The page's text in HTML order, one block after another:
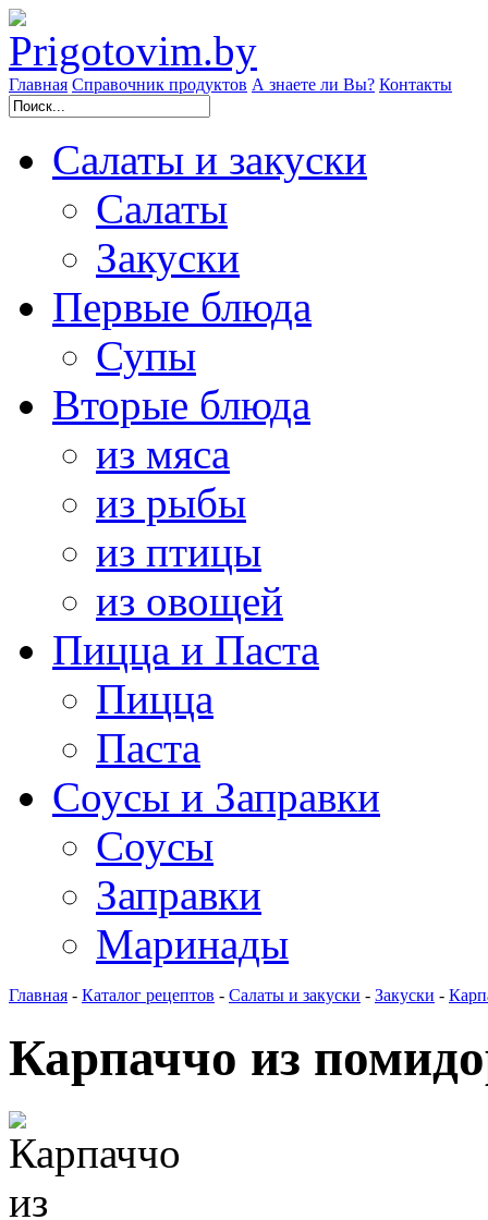
Главная Справочник продуктов А знаете ли Вы? Контакты
Салаты и закуски
Cалаты
Закуски
Первые блюда
Супы
Вторые блюда
из мяса
из рыбы
из птицы
из овощей
Пицца и Паста
Пицца
Паста
Соусы и Заправки
Соусы
Заправки
Маринады
Главная - Каталог рецептов - Салаты и закуски - Закуски -
Карпаччо из